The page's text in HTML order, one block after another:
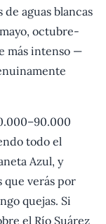
aguas blancas
octubre-
más intenso —
todo el
Azul, y
que verás por
quejas. Si
el Río Suárez